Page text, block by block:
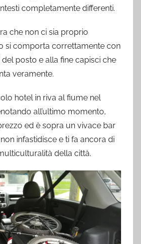
completamente differenti.
che non ci sia proprio
si comporta correttamente con
posto e alla fine capisci che
veramente.
hotel in riva al fiume nel
all’ultimo momento,
ed è sopra un vivace bar
infastidisce e ti fa ancora di
della città.